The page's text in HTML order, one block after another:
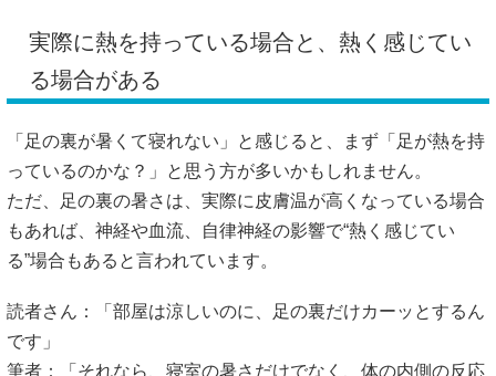
実際に熱を持っている場合と、熱く感じてい
る場合がある
「足の裏が暑くて寝れない」と感じると、まず「足が熱を持
っているのかな？」と思う方が多いかもしれません。
ただ、足の裏の暑さは、実際に皮膚温が高くなっている場合
もあれば、神経や血流、自律神経の影響で“熱く感じてい
る”場合もあると言われています。
読者さん：「部屋は涼しいのに、足の裏だけカーッとするん
です」
筆者：「それなら、寝室の暑さだけでなく、体の内側の反応